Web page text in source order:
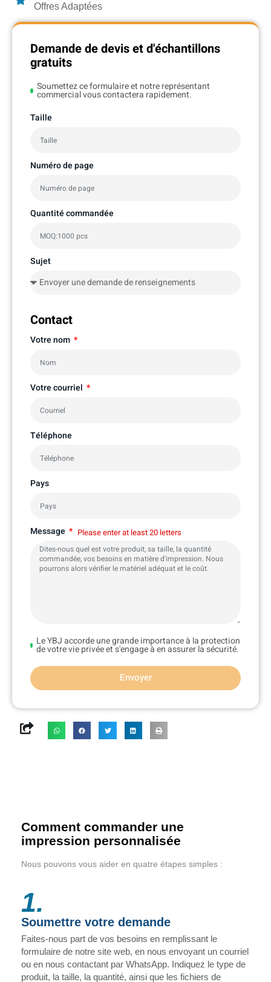
Offres Adaptées
Demande de devis et d'échantillons
gratuits
Soumettez ce formulaire et notre représentant
commercial vous contactera rapidement.
Taille
Numéro de page
Quantité commandée
Sujet
Contact
Votre nom
Votre courriel
Téléphone
Pays
Message Please enter at least 20 letters
Le YBJ accorde une grande importance à la protection
de votre vie privée et s'engage à en assurer la sécurité.
Envoyer
Comment commander une
impression personnalisée
Nous pouvons vous aider en quatre étapes simples :
1.
Soumettre votre demande
Faites-nous part de vos besoins en remplissant le
formulaire de notre site web, en nous envoyant un courriel
ou en nous contactant par WhatsApp. Indiquez le type de
produit, la taille, la quantité, ainsi que les fichiers de